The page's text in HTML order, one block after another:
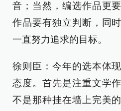
音；当然，编选作品更
作品要有独立判断，同
一直努力追求的目标。
徐则臣：今年的选本体
态度。首先是注重文学
不是那种挂在墙上完美